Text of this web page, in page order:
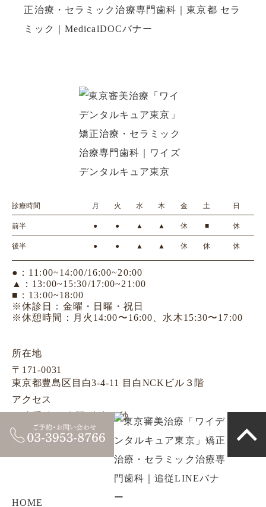
診療時間 月 火 水 木 金 土 日
前半 ● ● ▲ ▲ 休 ■ 休
後半 ● ● ▲ ▲ 休 休 休
●：11:00~14:00/16:00~20:00
▲：13:00~15:30/17:00~21:00
■：13:00~18:00
※休診日：金曜・日曜・祝日
※休憩時間：月火14:00〜16:00、水木15:30〜17:00
所在地
〒171-0031
東京都豊島区目白3-4-11 目白NCKビル３階
アクセス
JR山手線 目白駅 徒歩30秒
電話番号
HOME